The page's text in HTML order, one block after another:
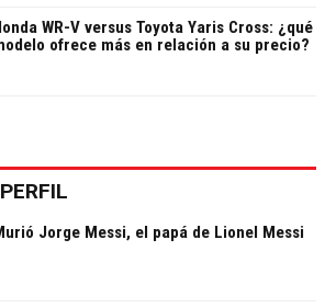
WR-V versus Toyota Yaris Cross: ¿qué
ofrece más en relación a su precio?
Jorge Messi, el papá de Lionel Messi